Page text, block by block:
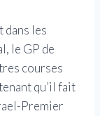
dans les
le GP de
courses
qu’il fait
Premier